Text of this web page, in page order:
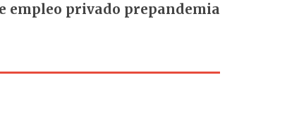
empleo privado prepandemia